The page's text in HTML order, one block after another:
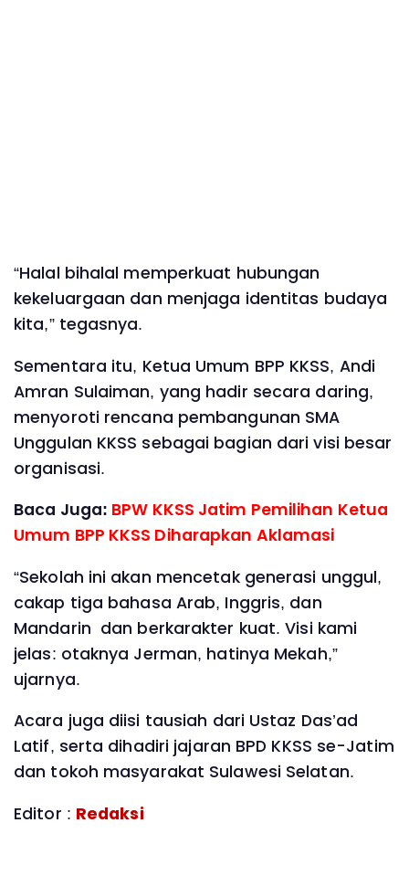
“Halal bihalal memperkuat hubungan
kekeluargaan dan menjaga identitas budaya
kita,” tegasnya.
Sementara itu, Ketua Umum BPP KKSS, Andi
Amran Sulaiman, yang hadir secara daring,
menyoroti rencana pembangunan SMA
Unggulan KKSS sebagai bagian dari visi besar
organisasi.
Baca Juga: BPW KKSS Jatim Pemilihan Ketua
Umum BPP KKSS Diharapkan Aklamasi
“Sekolah ini akan mencetak generasi unggul,
cakap tiga bahasa Arab, Inggris, dan
Mandarin dan berkarakter kuat. Visi kami
jelas: otaknya Jerman, hatinya Mekah,”
ujarnya.
Acara juga diisi tausiah dari Ustaz Das’ad
Latif, serta dihadiri jajaran BPD KKSS se-Jatim
dan tokoh masyarakat Sulawesi Selatan.
Editor : Redaksi